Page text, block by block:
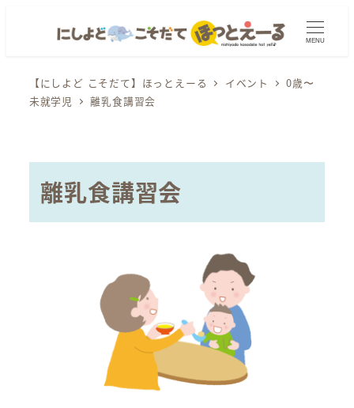
MENU
【にしよど こそだて】ほっとえーる イベント
0歳〜
未就学児
離乳食講習会
離乳食講習会